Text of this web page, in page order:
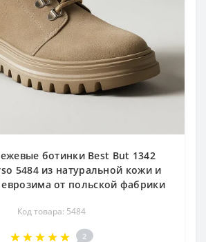
ботинки Best But 1342
5484 из натуральной кожи и
от польской фабрики
Код товара: 5484
2